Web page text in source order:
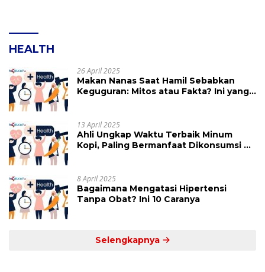
HEALTH
26 April 2025
Makan Nanas Saat Hamil Sebabkan
Keguguran: Mitos atau Fakta? Ini yang
13 April 2025
Ahli Ungkap Waktu Terbaik Minum
Kopi, Paling Bermanfaat Dikonsumsi di
8 April 2025
Bagaimana Mengatasi Hipertensi
Tanpa Obat? Ini 10 Caranya
Selengkapnya